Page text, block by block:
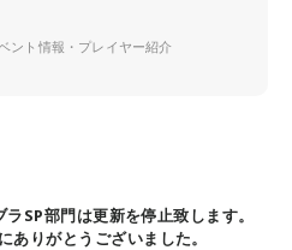
ント情報・プレイヤー紹介
SP部門は更新を停止致します。
ありがとうございました。